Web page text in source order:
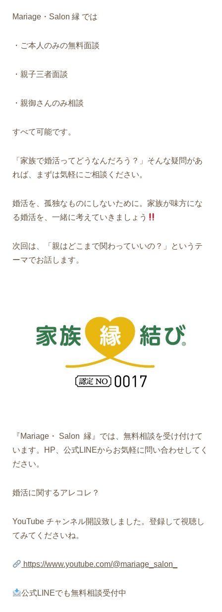
Mariage・Salon 縁 では
・ご本人のみの無料面談
・親子三者面談
・親御さんのみ相談
すべて可能です。
「家族で婚活ってどうなんだろう？」そんな疑問があ
れば、まずは気軽にご相談ください。
婚活を、孤独なものにしないために。家族が味方にな
る婚活を、一緒に考えていきましょう
次回は、「親はどこまで関わっていいの？」というテ
ーマでお話します。
『Mariage・ Salon 縁』では、無料相談を受け付けて
います。HP、公式LINEからお気軽に問い合わせしてく
ださい。
婚活に関するアレコレ？
YouTube チャンネル開設致しました。登録して視聴し
てみてくださいね。
https://www.youtube.com/@mariage_salon_
公式LINEでも無料相談受付中